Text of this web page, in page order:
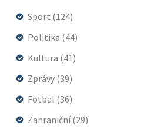
Sport (124)
Politika (44)
Kultura (41)
Zprávy (39)
Fotbal (36)
Zahraniční(29)